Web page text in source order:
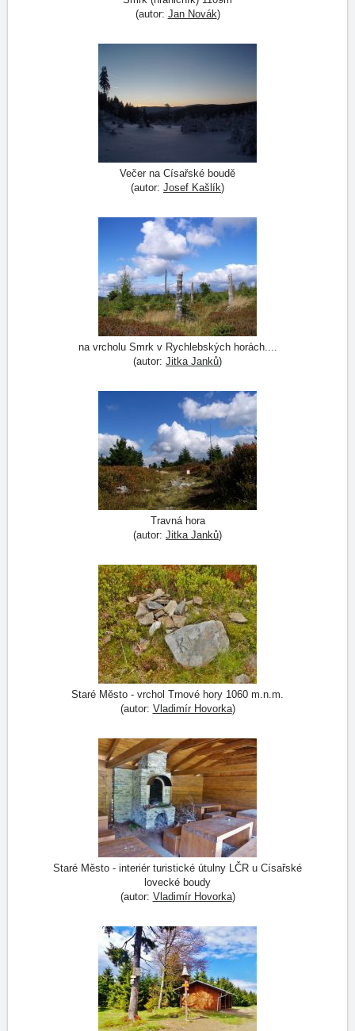
(autor: Jan Novák)
Večer na Císařské boudě
(autor: Josef Kašlík)
na vrcholu Smrk v Rychlebských horách....
(autor: Jitka Janků)
Travná hora
(autor: Jitka Janků)
Staré Město - vrchol Trnové hory 1060 m.n.m.
(autor: Vladimír Hovorka)
Staré Město - interiér turistické útulny LČR u Císařské
lovecké boudy
(autor: Vladimír Hovorka)